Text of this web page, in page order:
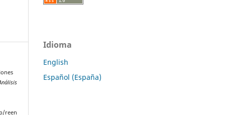
reen
Idioma
English
Español (España)